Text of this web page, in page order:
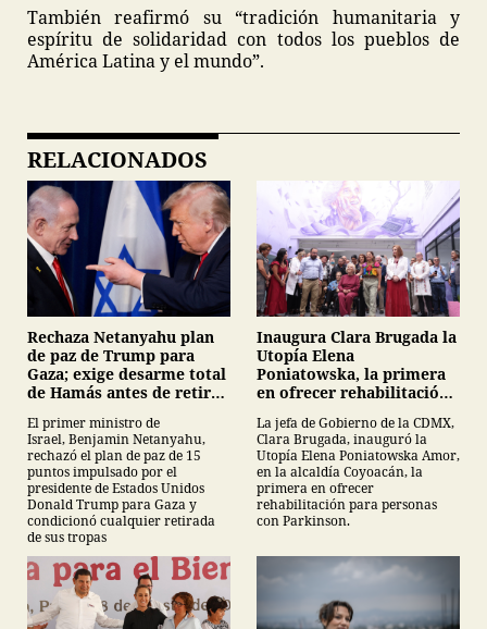
También reafirmó su “tradición humanitaria y
espíritu de solidaridad con todos los pueblos de
América Latina y el mundo”.
RELACIONADOS
Rechaza Netanyahu plan
de paz de Trump para
Gaza; exige desarme total
de Hamás antes de retirar
El primer ministro de
Israel, Benjamin Netanyahu,
rechazó el plan de paz de 15
puntos impulsado por el
presidente de Estados Unidos
Donald Trump para Gaza y
condicionó cualquier retirada
de sus tropas
Inaugura Clara Brugada la
Utopía Elena
Poniatowska, la primera
en ofrecer rehabilitación
Parkinson
La jefa de Gobierno de la CDMX,
Clara Brugada, inauguró la
Utopía Elena Poniatowska Amor,
en la alcaldía Coyoacán, la
primera en ofrecer
rehabilitación para personas
con Parkinson.